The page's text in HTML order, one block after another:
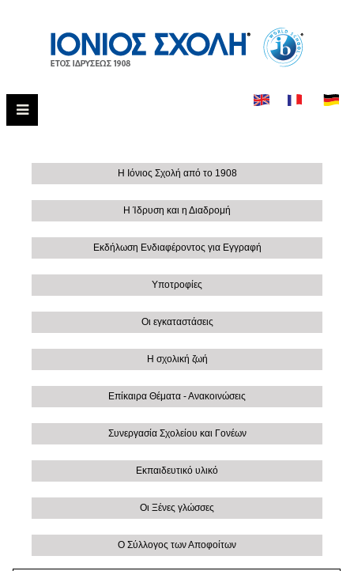
Η Ιόνιος Σχολή από το 1908
Η Ίδρυση και η Διαδρομή
Εκδήλωση Ενδιαφέροντος για Εγγραφή
Υποτροφίες
Οι εγκαταστάσεις
Η σχολική ζωή
Επίκαιρα Θέματα - Ανακοινώσεις
Συνεργασία Σχολείου και Γονέων
Εκπαιδευτικό υλικό
Οι Ξένες γλώσσες
Ο Σύλλογος των Αποφοίτων